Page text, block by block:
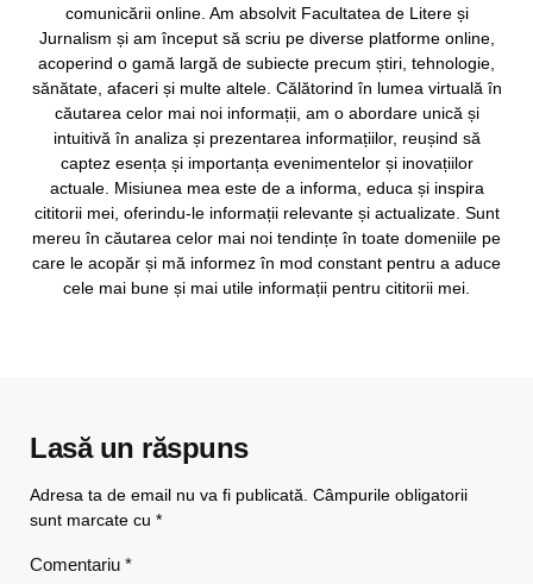
comunicării online. Am absolvit Facultatea de Litere și
Jurnalism și am început să scriu pe diverse platforme online,
acoperind o gamă largă de subiecte precum știri, tehnologie,
sănătate, afaceri și multe altele. Călătorind în lumea virtuală în
căutarea celor mai noi informații, am o abordare unică și
intuitivă în analiza și prezentarea informațiilor, reușind să
captez esența și importanța evenimentelor și inovațiilor
actuale. Misiunea mea este de a informa, educa și inspira
cititorii mei, oferindu-le informații relevante și actualizate. Sunt
mereu în căutarea celor mai noi tendințe în toate domeniile pe
care le acopăr și mă informez în mod constant pentru a aduce
cele mai bune și mai utile informații pentru cititorii mei.
Lasă un răspuns
Adresa ta de email nu va fi publicată. Câmpurile obligatorii
sunt marcate cu *
Comentariu *